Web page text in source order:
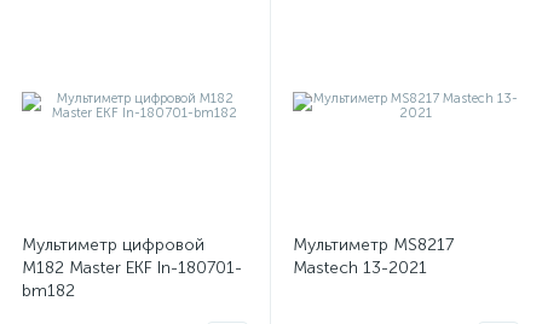
Мультиметр цифровой
M182 Master EKF In-180701-
bm182
Мультиметр MS8217
Mastech 13-2021